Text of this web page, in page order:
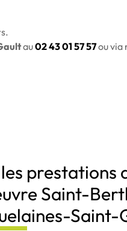
au02 43 01 57 57ou via
prestations
Saint-
Saint-